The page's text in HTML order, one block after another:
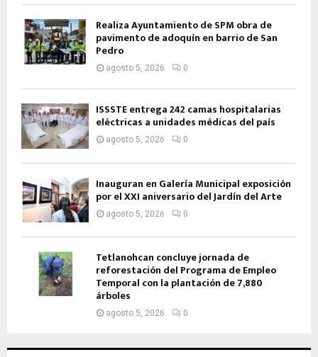
Realiza Ayuntamiento de SPM obra de
pavimento de adoquín en barrio de San
Pedro
agosto 5, 2026 0
ISSSTE entrega 242 camas hospitalarias
eléctricas a unidades médicas del país
agosto 5, 2026 0
Inauguran en Galería Municipal exposición
por el XXI aniversario del Jardín del Arte
agosto 5, 2026 0
Tetlanohcan concluye jornada de
reforestación del Programa de Empleo
Temporal con la plantación de 7,880
árboles
agosto 5, 2026 0